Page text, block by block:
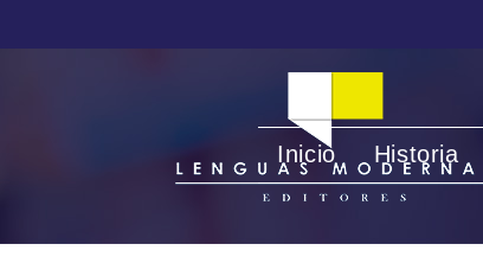
Inicio Historia